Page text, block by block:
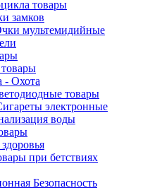
товары
замков
мультемидийные
- Охота
товары
электронные
воды
при бетствиях
Безопасность